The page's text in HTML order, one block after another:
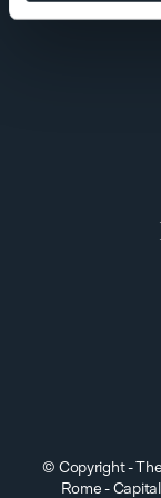
© Copyright -
Rome -